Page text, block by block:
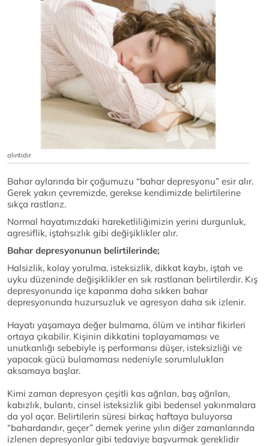
alıntıdır
Bahar aylarında bir çoğumuzu “bahar depresyonu” esir alır.
Gerek yakın çevremizde, gerekse kendimizde belirtilerine
sıkça rastlarız.
Normal hayatımızdaki hareketliliğimizin yerini durgunluk,
agresiflik, iştahsızlık gibi değişiklikler alır.
Bahar depresyonunun belirtilerinde;
Halsizlik, kolay yorulma, isteksizlik, dikkat kaybı, iştah ve
uyku düzeninde değişiklikler en sık rastlanan belirtilerdir. Kış
depresyonunda içe kapanma daha sıkken bahar
depresyonunda huzursuzluk ve agresyon daha sık izlenir.
Hayatı yaşamaya değer bulmama, ölüm ve intihar fikirleri
ortaya çıkabilir. Kişinin dikkatini toplayamaması ve
unutkanlığı sebebiyle iş performansı düşer, isteksizliği ve
yapacak gücü bulamaması nedeniyle sorumlulukları
aksamaya başlar.
Kimi zaman depresyon çeşitli kas ağrıları, baş ağrıları,
kabızlık, bulantı, cinsel isteksizlik gibi bedensel yakınmalara
da yol açar. Belirtilerin süresi birkaç haftaya buluyorsa
“bahardandır, geçer” demek yerine yılın diğer zamanlarında
izlenen depresyonlar gibi tedaviye başvurmak gereklidir